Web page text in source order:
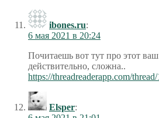
ibones.ru:
6 мая 2021 в 20:24
Почитаешь вот тут про этот
действительно, сложна..
https://threadreaderapp.com/
Elsper: